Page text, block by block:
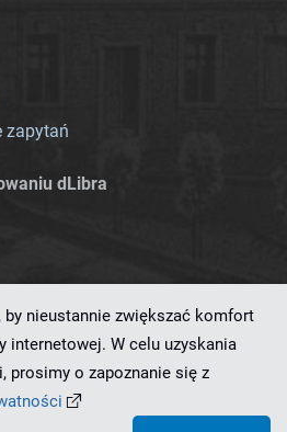
zapytań
dLibra
nieustannie zwiększać komfort
internetowej. W celu uzyskania
prosimy o zapoznanie się z